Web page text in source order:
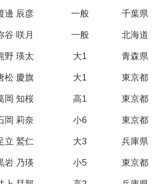
邊 辰彦 一般 千葉県
谷 咲月 一般 北海道
野 瑛太 大1 青森県
松 慶旗 大1 東京都
岡 知桜 高1 東京都
岡 莉奈 小6 東京都
立 鷲仁 大3 兵庫県
岩 乃瑛 小5 東京都